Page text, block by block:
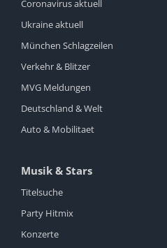
Coronavirus aktuell
Ukraine aktuell
München Schlagzeilen
Verkehr & Blitzer
MVG Meldungen
Deutschland & Welt
Auto & Mobilitaet
Musik & Stars
Titelsuche
Party Hitmix
Konzerte